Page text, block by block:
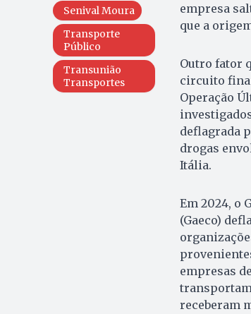
Senival Moura
Transporte
Público
Transunião
Transportes
empresa
que a
Outro fator
circuito
Operação
deflagrada
drogas
Itália.
Em 2024, o
(Gaeco)
empresas
receberam